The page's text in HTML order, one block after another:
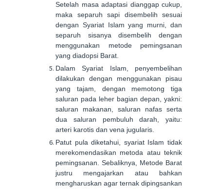
Setelah masa adaptasi dianggap cukup,
maka separuh sapi disembelih sesuai
dengan Syariat Islam yang murni, dan
separuh sisanya disembelih dengan
menggunakan metode pemingsanan
yang diadopsi Barat.
Dalam Syariat Islam, penyembelihan
dilakukan dengan menggunakan pisau
yang tajam, dengan memotong tiga
saluran pada leher bagian depan, yakni:
saluran makanan, saluran nafas serta
dua saluran pembuluh darah, yaitu:
arteri karotis dan vena jugularis.
Patut pula diketahui, syariat Islam tidak
merekomendasikan metoda atau teknik
pemingsanan. Sebaliknya, Metode Barat
justru mengajarkan atau bahkan
mengharuskan agar ternak dipingsankan